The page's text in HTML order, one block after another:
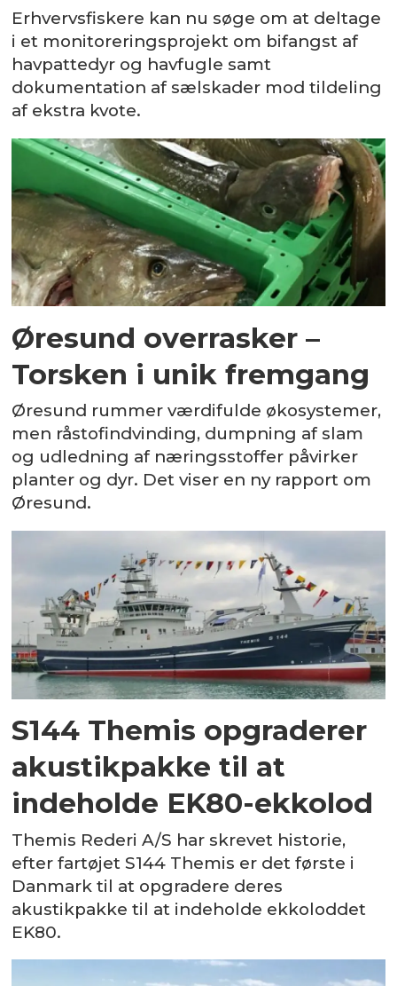
Erhvervsfiskere kan nu søge om at deltage
i et monitoreringsprojekt om bifangst af
havpattedyr og havfugle samt
dokumentation af sælskader mod tildeling
af ekstra kvote.
Øresund overrasker –
Torsken i unik fremgang
Øresund rummer værdifulde økosystemer,
men råstofindvinding, dumpning af slam
og udledning af næringsstoffer påvirker
planter og dyr. Det viser en ny rapport om
Øresund.
S144 Themis opgraderer
akustikpakke til at
indeholde EK80-ekkolod
Themis Rederi A/S har skrevet historie,
efter fartøjet S144 Themis er det første i
Danmark til at opgradere deres
akustikpakke til at indeholde ekkoloddet
EK80.